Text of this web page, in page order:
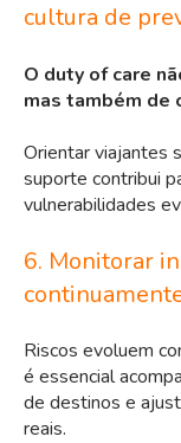
cultura de
O duty of care
mas também de
Orientar viajantes
suporte contribui
vulnerabilidades
6. Monitorar
Riscos evoluem
é essencial
de destinos e
reais.